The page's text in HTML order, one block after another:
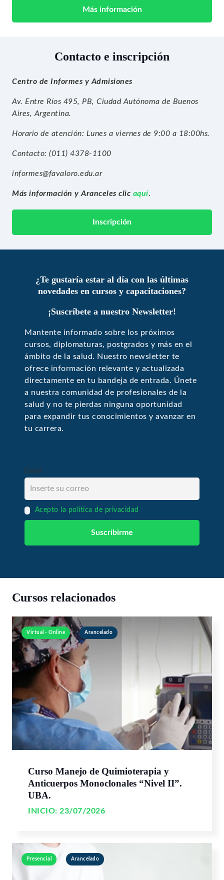
Más información
Contacto e inscripción
Centro de Informes y Admisiones
Av. Entre Ríos 495, PB, Ciudad Autónoma de Buenos
Aires, Argentina.
Horario de atención: Lunes a viernes de 9:00 a 18:00hs.
Contacto: (011) 4378-1100
informes@favaloro.edu.ar
Más información y Aranceles clic aquí.
Inscripción
¿Te gustaría estar al día con las últimas
novedades en cursos y capacitaciones?
¡Suscríbete a nuestro Newsletter!
Mantente informado sobre los próximos
cursos, diplomaturas, postgrados y más en el
ámbito de la salud. Nuestro newsletter te
ofrece información relevante y actualizada
directamente en tu bandeja de entrada. Únete
a nuestra comunidad de profesionales de la
salud y no te pierdas ninguna oportunidad
para expandir tus conocimientos y avanzar en
tu carrera.
Email
Acepto la política de privacidad
Cursos relacionados
Virtual - Online Arancelado
Curso Manejo de Quimioterapia y
Anticuerpos Monoclonales “Nivel II”.
UBA.
INICIO:23/07/2026
Presencial Arancelado